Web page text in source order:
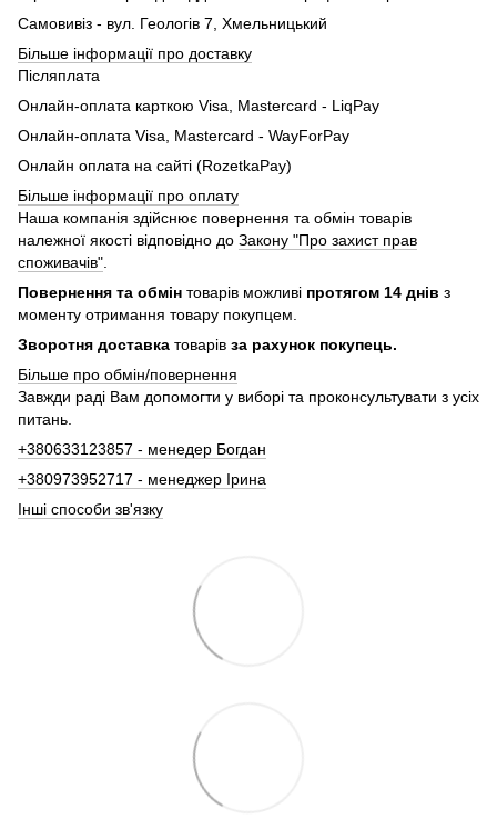
Самовивіз - вул. Геологів 7, Хмельницький
Більше інформації про доставку
Післяплата
Онлайн-оплата карткою Visa, Mastercard - LiqPay
Онлайн-оплата Visa, Mastercard - WayForPay
Онлайн оплата на сайті (RozetkaPay)
Більше інформації про оплату
Наша компанія здійснює повернення та обмін товарів
належної якості відповідно до Закону "Про захист прав
споживачів"
Повернення та обмін товарів можливі протягом 14 днів з
моменту отримання товару покупцем.
Зворотня доставка товарів за рахунок покупець.
Більше про обмін/повернення
Завжди раді Вам допомогти у виборі та проконсультувати з усіх
питань.
+380633123857 - менедер Богдан
+380973952717 - менеджер Ірина
Інші способи зв'язку